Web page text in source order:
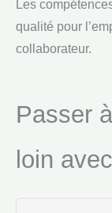
Les
qualité pour
collaborateur.
Passer
loin